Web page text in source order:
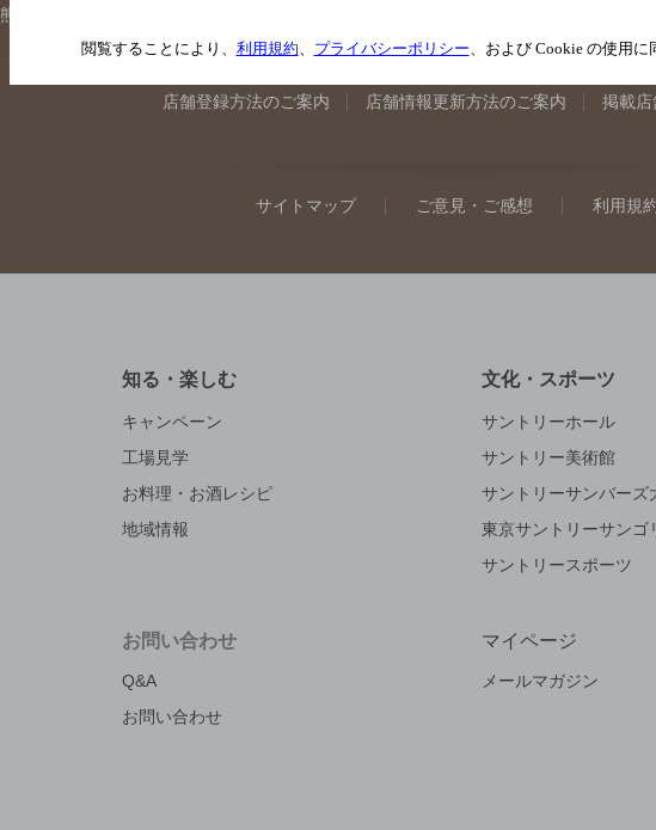
熊本県のバー検索
店舗登録方法のご案内 店舗情報更新方法のご案内 掲載店
サイトマップ ご意見・ご感想 利用規
知る・楽しむ
キャンペーン
工場見学
お料理・お酒レシピ
地域情報
文化・スポーツ
サントリーホール
サントリー美術館
サントリーサンバーズ
東京サントリーサンゴ
サントリースポーツ
お問い合わせ
Q&A
お問い合わせ
マイページ
メールマガジン
閲覧することにより、 利用規約、 プライバシーポリシー、および Cookie の使用に